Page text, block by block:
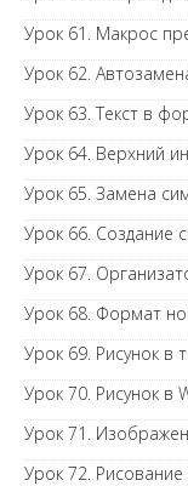
Урок 61. Макрос
Урок 62.
Урок 63. Текст в
Урок 64. Верхний
Урок 65. Замена
Урок 66. Создание
Урок 67.
Урок 68. Формат
Урок 69. Рисунок в
Урок 70. Рисунок в
Урок 71.
Урок 72.